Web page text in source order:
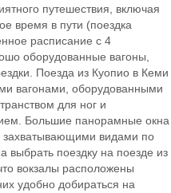
путешествия, включая
время в пути (поездка
расписание с 4
оборудованные вагоны,
Поезда из Куопио в Кеми
вагонами, оборудованными
для ног и
Большие панорамные окна
захватывающими видами по
выбрать поездку на поезде из
вокзалы расположены
удобно добираться на